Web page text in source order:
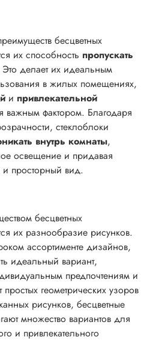
бесцветных
их способность пропускать
делает их идеальным
в жилых помещениях,
и привлекательной
важным фактором. Благодаря
стеклоблоки
внутрь комнаты,
освещение и придавая
просторный вид.
бесцветных
их разнообразие рисунков.
ассортименте дизайнов,
идеальный вариант,
предпочтениям и
геометрических узоров
рисунков, бесцветные
множество вариантов для
и привлекательного